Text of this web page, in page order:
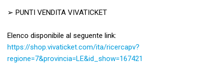
➢ PUNTI VENDITA VIVATICKET
Elenco disponibile al seguente link:
https://shop.vivaticket.com/ita/ricercapv?
regione=7&provincia=LE&id_show=167421